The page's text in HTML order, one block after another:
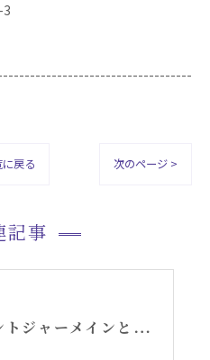
3
戻る 次のページ >
記事
セントジャーメインと共に・アリーシャのブログTwinStar